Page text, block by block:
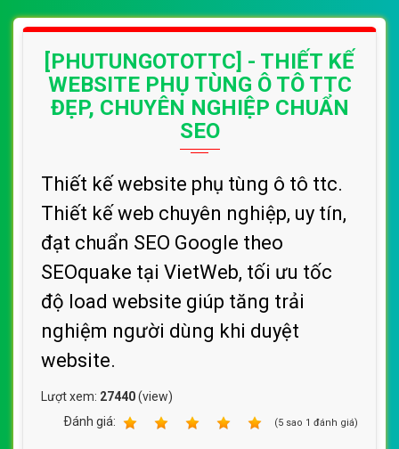
[PHUTUNGOTOTTC] - THIẾT KẾ
WEBSITE PHỤ TÙNG Ô TÔ TTC
ĐẸP, CHUYÊN NGHIỆP CHUẨN
SEO
Thiết kế website phụ tùng ô tô ttc.
Thiết kế web chuyên nghiệp, uy tín,
đạt chuẩn SEO Google theo
SEOquake tại VietWeb, tối ưu tốc
độ load website giúp tăng trải
nghiệm người dùng khi duyệt
website.
Lượt xem: 27440(view)
Ðánh giá:
(5 sao 1 đánh giá)